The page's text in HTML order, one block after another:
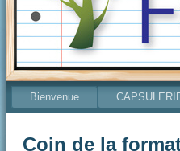
Bienvenue
Coin de la